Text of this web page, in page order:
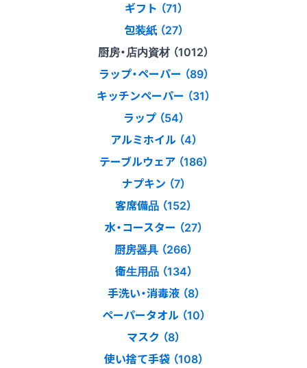
ギフト （71）
包装紙 （27）
厨房・店内資材 （1012）
ラップ・ペーパー （89）
キッチンペーパー （31）
ラップ （54）
アルミホイル （4）
テーブルウェア （186）
ナプキン （7）
客席備品 （152）
水・コースター （27）
厨房器具 （266）
衛生用品 （134）
手洗い・消毒液 （8）
ペーパータオル （10）
マスク （8）
使い捨て手袋 （108）